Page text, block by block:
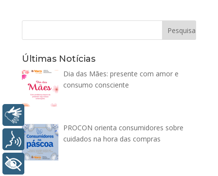
Últimas Notícias
Dia das Mães: presente com amor e
consumo consciente
PROCON orienta consumidores sobre
cuidados na hora das compras
Voz
+ Acessibilidade